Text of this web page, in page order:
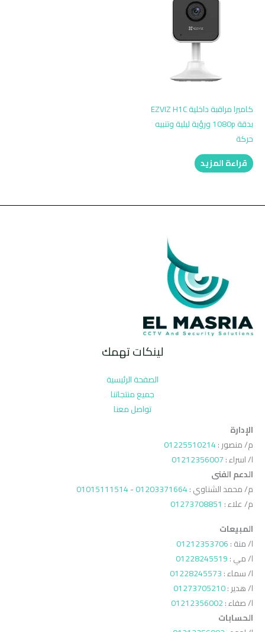
كاميرا مراقبة داخلية EZVIZ H1C
بدقة 1080p ورؤية ليلية وتنبيه
حركة
قراءة المزيد
لينكات تهمك
الصفحة الرئيسية
جميع منتجاتنا
تواصل معنا
الإدارة
م/ منصور :01225510214
ا/ اسراء :01212356007
الدعم الفنى
م/ محمد الشناوي :01203371664
-
01015111514
م/ علاء : 01273708851
المبيعات
ا/ منة :01212353706
ا/ مي :01228245519
ا/ سماء :01228245573
ا/ هدير :01273705210
ا/ صفاء :01212356002
الحسابات